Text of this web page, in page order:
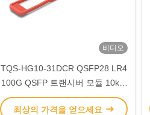
비디오
TQS-HG10-31DCR QSFP28 LR4
100G QSFP 트랜시버 모듈 10km
1310nm
최상의 가격을 얻으세요